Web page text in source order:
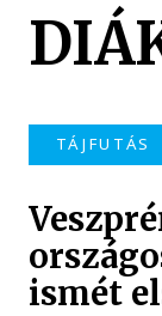
TÁJFUTÁS
ismét